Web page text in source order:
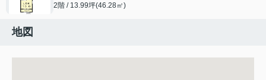
2階 / 13.99坪(46.28㎡)
地図